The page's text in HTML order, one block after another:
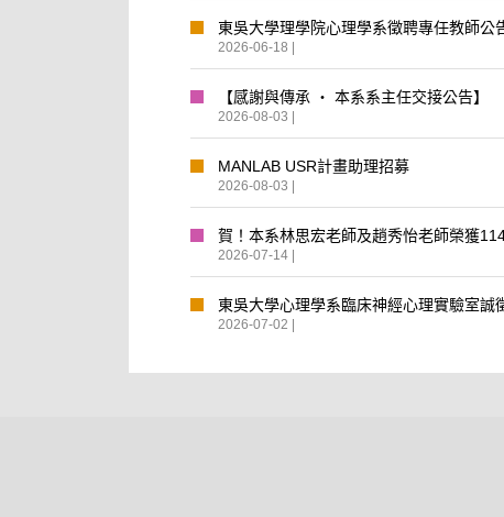
東吳大學理學院心理學系徵聘專任教師公
2026-06-18 |
【感謝與傳承 ‧ 本系系主任交接公告】
2026-08-03 |
MANLAB USR計畫助理招募
2026-08-03 |
賀！本系林思宏老師及趙秀怡老師榮獲
2026-07-14 |
東吳大學心理學系臨床神經心理實驗室誠
2026-07-02 |